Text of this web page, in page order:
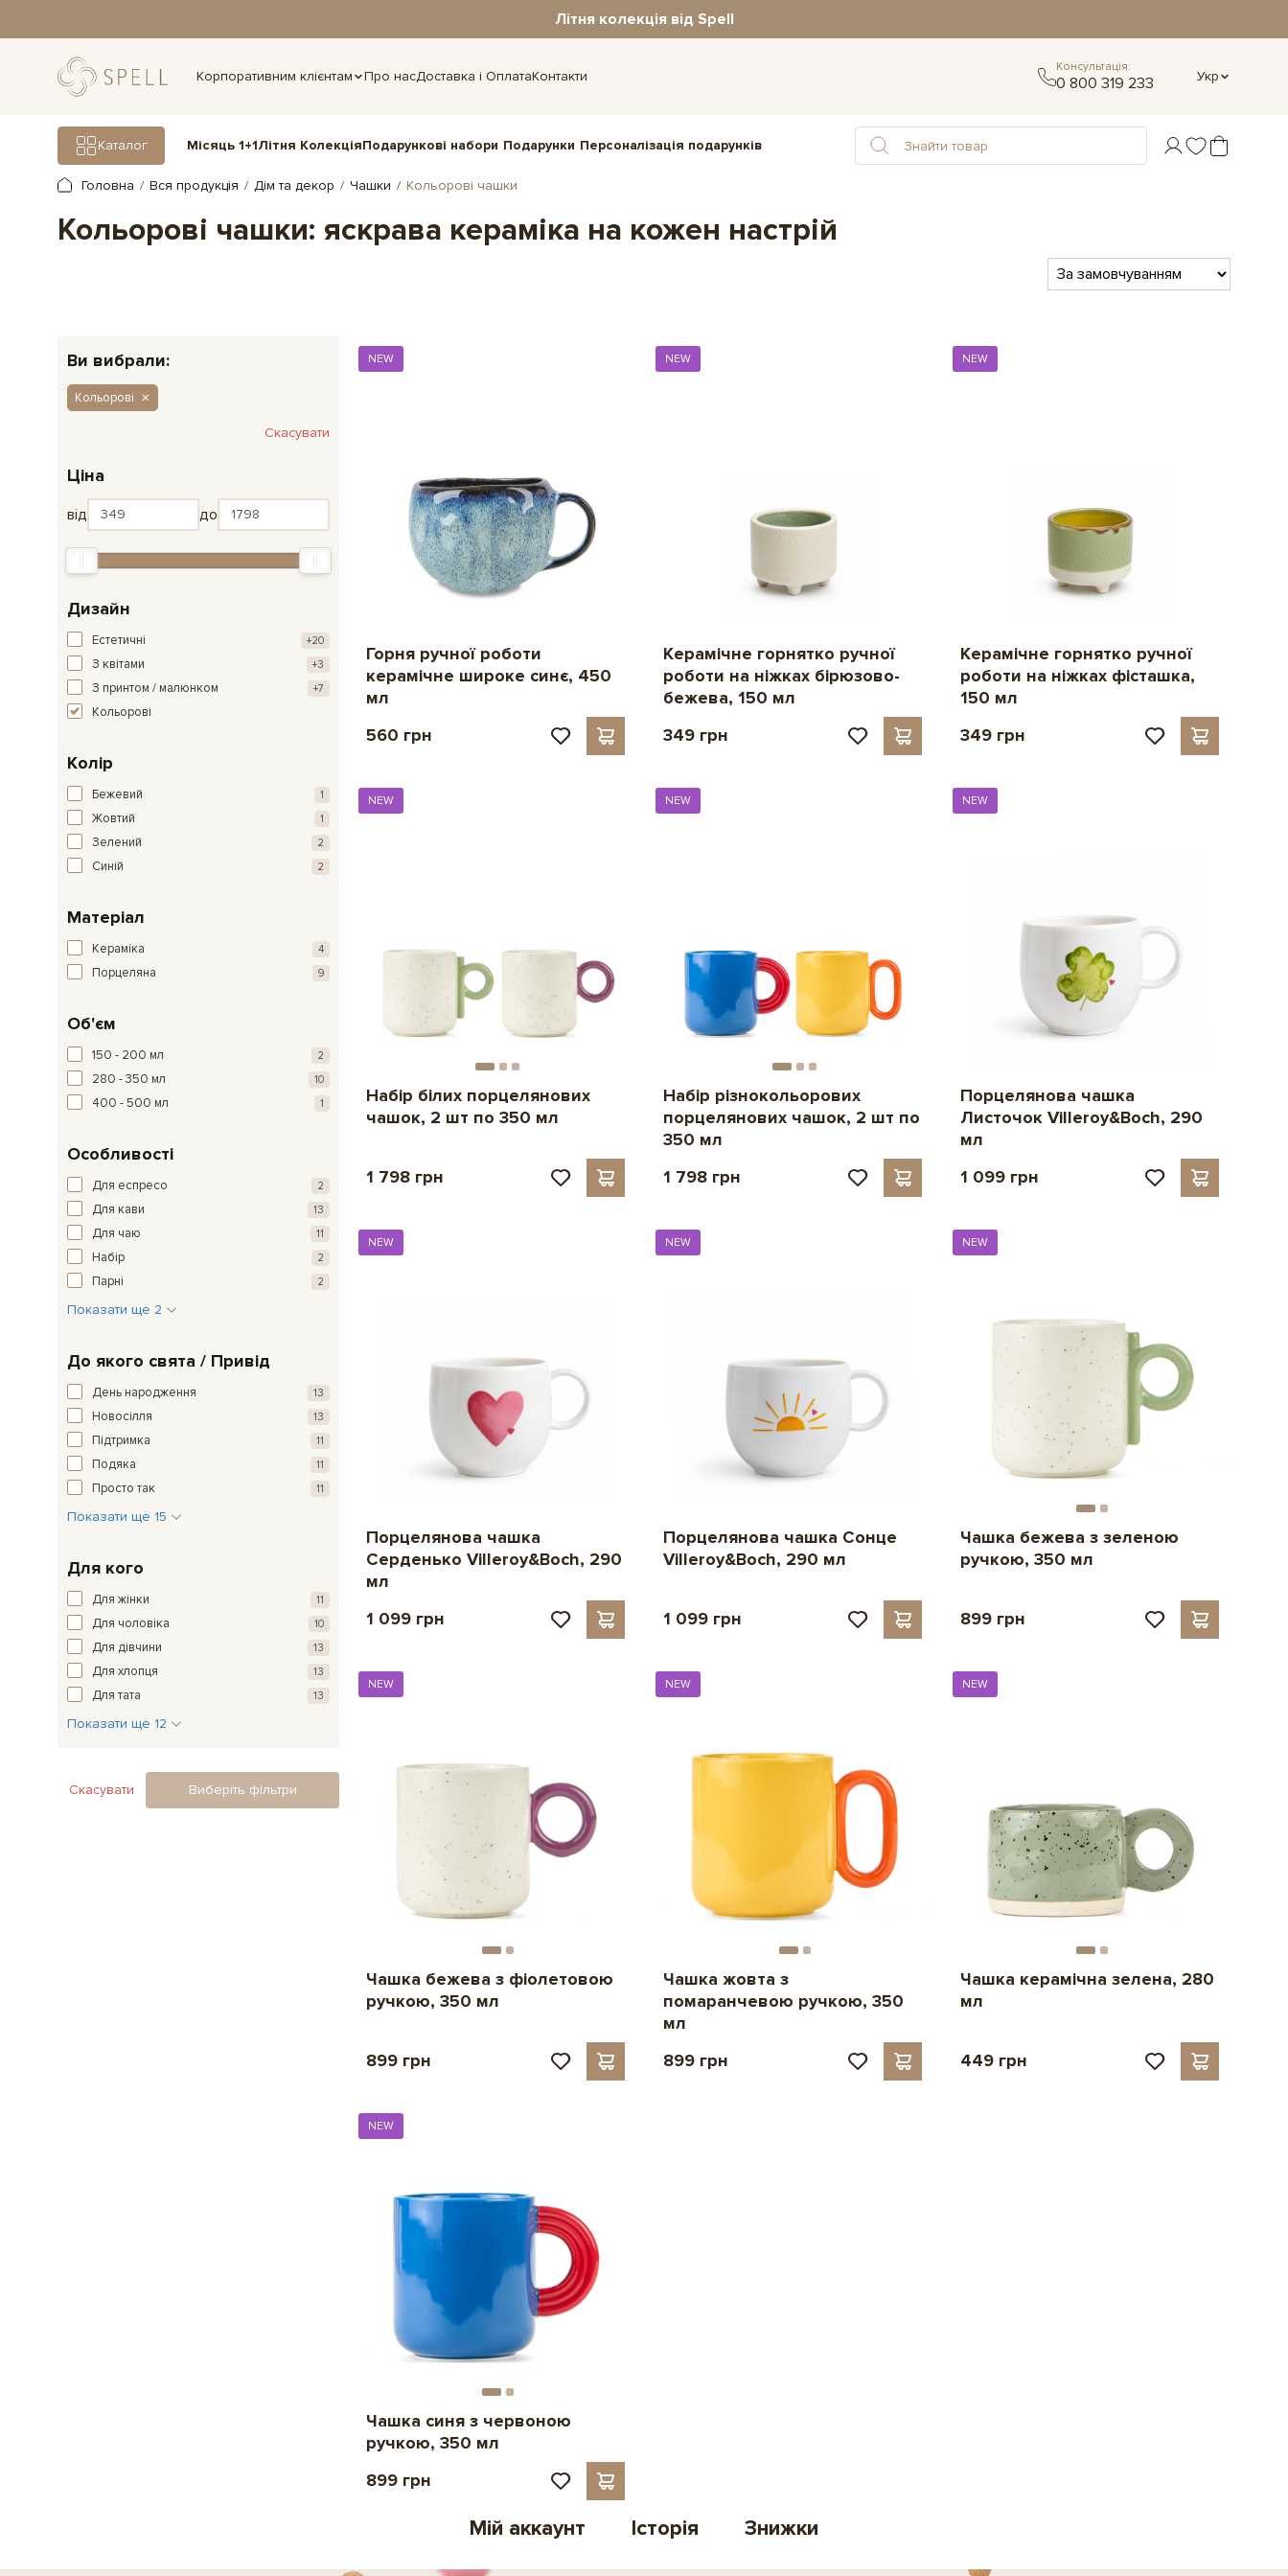
Літня колекція від Spell
Корпоративним клієнтам Про насДоставка і ОплатаКонтакти
Консультація:
0 800 319 233 Укр
Каталог Місяць 1+1Літня КолекціяПодарункові набори Подарунки Персоналізація подарунків
Головна Вся продукція Дім та декор Чашки Кольорові чашки
Кольорові чашки: яскрава кераміка на кожен настрій
Ви вибрали:
Кольорові
Скасувати
Ціна
від до
Дизайн
Естетичні +20
З квітами +3
З принтом / малюнком +7
Кольорові
Колір
Бежевий 1
Жовтий 1
Зелений 2
Синій 2
Матеріал
Кераміка 4
Порцеляна 9
Об'єм
150 - 200 мл 2
280 - 350 мл 10
400 - 500 мл 1
Особливості
Для еспресо 2
Для кави 13
Для чаю 11
Набір 2
Парні 2
Показати ще 2
До якого свята / Привід
День народження 13
Новосілля 13
Підтримка 11
Подяка 11
Просто так 11
Показати ще 15
Для кого
Для жінки 11
Для чоловіка 10
Для дівчини 13
Для хлопця 13
Для тата 13
Показати ще 12
Скасувати Виберіть фільтри
NEW
Горня ручної роботи
керамічне широке синє, 450
мл
560 грн
NEW
Керамічне горнятко ручної
роботи на ніжках бірюзово-
бежева, 150 мл
349 грн
NEW
Керамічне горнятко ручної
роботи на ніжках фісташка,
150 мл
349 грн
NEW
Набір білих порцелянових
чашок, 2 шт по 350 мл
1 798 грн
NEW
Набір різнокольорових
порцелянових чашок, 2 шт по
350 мл
1 798 грн
NEW
Порцелянова чашка
Листочок Villeroy&Boch, 290
мл
1 099 грн
NEW
Порцелянова чашка
Серденько Villeroy&Boch, 290
мл
1 099 грн
NEW
Порцелянова чашка Сонце
Villeroy&Boch, 290 мл
1 099 грн
NEW
Чашка бежева з зеленою
ручкою, 350 мл
899 грн
NEW
Чашка бежева з фіолетовою
ручкою, 350 мл
899 грн
NEW
Чашка жовта з
помаранчевою ручкою, 350
мл
899 грн
NEW
Чашка керамічна зелена, 280
мл
449 грн
NEW
Чашка синя з червоною
ручкою, 350 мл
899 грн
Мій аккаунт Історія Знижки